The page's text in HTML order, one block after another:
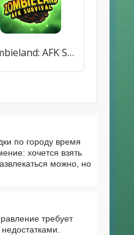
Zombieland: AFK Survival
по городу время
хочется взять
можно, но
требует